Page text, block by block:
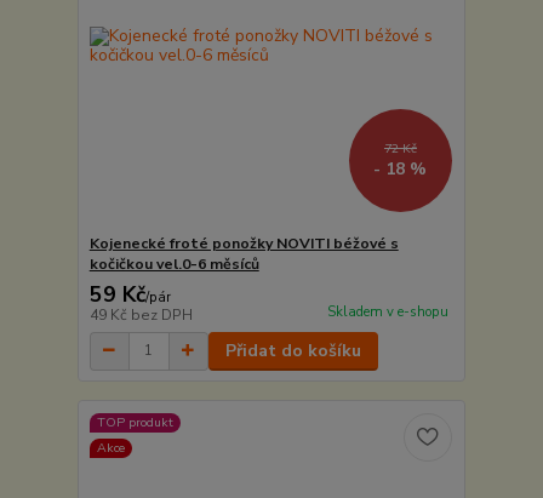
72 Kč
- 18 %
Kojenecké froté ponožky NOVITI béžové s
kočičkou vel.0-6 měsíců
59 Kč/pár
49 Kč bez DPH Skladem v e-shopu
Přidat do košíku
TOP produkt
Akce